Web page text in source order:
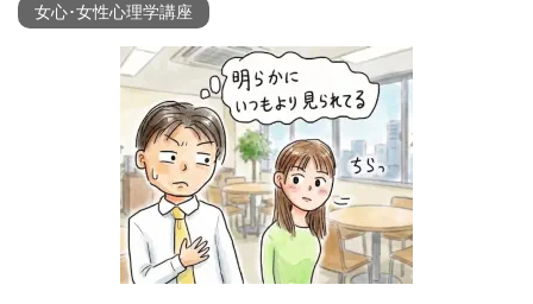
女心･女性心理学講座